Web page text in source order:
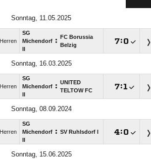
Sonntag, 11.05.2025
Herren
SG
Michendorf :
FC Borussia
Belzig
:
Sonntag, 16.03.2025
Herren
SG
Michendorf : UNITED
TELTOW FC
:
Sonntag, 08.09.2024
Herren
SG
Michendorf : SV Ruhlsdorf I :
Sonntag, 15.06.2025